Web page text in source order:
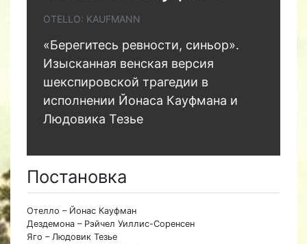
OTELLO: KAUFMANN
«Берегитесь ревности, синьор».
Изысканная венская версия
шекспировской трагедии в
исполнении Йонаса Кауфмана и
Людовика Тезье
Постановка
Отелло – Йонас Кауфман
Дездемона – Рэйчел Уиллис-Соренсен
Яго – Людовик Тезье